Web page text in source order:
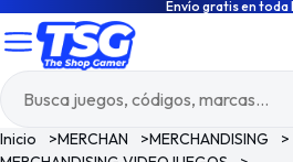
Envío gratis en toda
Inicio >MERCHAN >MERCHANDISING
>